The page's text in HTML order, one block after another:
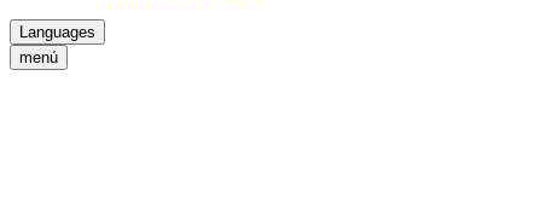
Languages
menú